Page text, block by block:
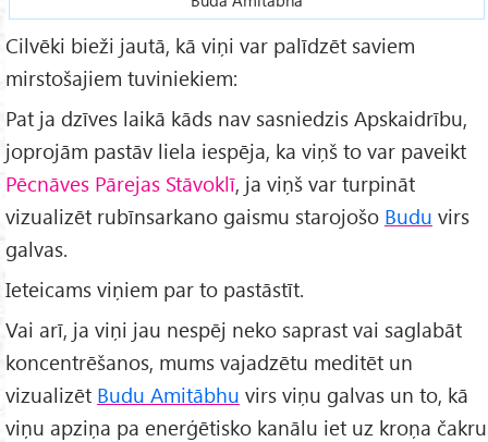
Cilvēki bieži jautā, kā viņi var palīdzēt saviem
mirstošajiem tuviniekiem:
Pat ja dzīves laikā kāds nav sasniedzis Apskaidrību,
joprojām pastāv liela iespēja, ka viņš to var paveikt
Pēcnāves Pārejas Stāvoklī, ja viņš var turpināt
vizualizēt rubīnsarkano gaismu starojošo Budu virs
galvas.
Ieteicams viņiem par to pastāstīt.
Vai arī, ja viņi jau nespēj neko saprast vai saglabāt
koncentrēšanos, mums vajadzētu meditēt un
vizualizēt Budu Amitābhu virs viņu galvas un to, kā
viņu apziņa pa enerģētisko kanālu iet uz kroņa čakru